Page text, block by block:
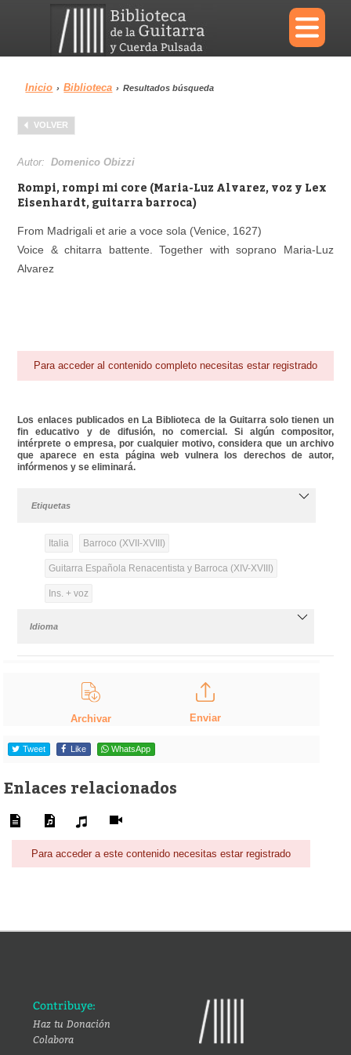
×
Menu
Biblioteca
Área personal Reproductor
Inicio › Biblioteca › Resultados búsqueda
VOLVER
Autor:Domenico Obizzi
Rompi, rompi mi core (Maria-Luz Alvarez, voz y Lex
Eisenhardt, guitarra barroca)
From Madrigali et arie a voce sola (Venice, 1627)
Voice & chitarra battente. Together with soprano Maria-Luz
Alvarez
Para acceder al contenido completo necesitas estar registrado
Los enlaces publicados en La Biblioteca de la Guitarra solo tienen un
fin educativo y de difusión, no comercial. Si algún compositor,
intérprete o empresa, por cualquier motivo, considera que un archivo
que aparece en esta página web vulnera los derechos de autor,
infórmenos y se eliminará.
Etiquetas
Italia Barroco (XVII-XVIII)
Guitarra Española Renacentista y Barroca (XIV-XVIII)
Ins. + voz
Idioma
Archivar Enviar
Tweet Like WhatsApp
Enlaces relacionados
Para acceder a este contenido necesitas estar registrado
Contribuye:
Haz tu Donación
Colabora